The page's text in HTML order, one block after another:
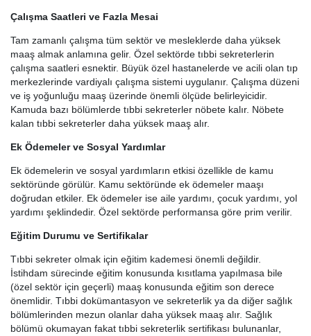
Çalışma Saatleri ve Fazla Mesai
Tam zamanlı çalışma tüm sektör ve mesleklerde daha yüksek
maaş almak anlamına gelir. Özel sektörde tıbbi sekreterlerin
çalışma saatleri esnektir. Büyük özel hastanelerde ve acili olan tıp
merkezlerinde vardiyalı çalışma sistemi uygulanır. Çalışma düzeni
ve iş yoğunluğu maaş üzerinde önemli ölçüde belirleyicidir.
Kamuda bazı bölümlerde tıbbi sekreterler nöbete kalır. Nöbete
kalan tıbbi sekreterler daha yüksek maaş alır.
Ek Ödemeler ve Sosyal Yardımlar
Ek ödemelerin ve sosyal yardımların etkisi özellikle de kamu
sektöründe görülür. Kamu sektöründe ek ödemeler maaşı
doğrudan etkiler. Ek ödemeler ise aile yardımı, çocuk yardımı, yol
yardımı şeklindedir. Özel sektörde performansa göre prim verilir.
Eğitim Durumu ve Sertifikalar
Tıbbi sekreter olmak için eğitim kademesi önemli değildir.
İstihdam sürecinde eğitim konusunda kısıtlama yapılmasa bile
(özel sektör için geçerli) maaş konusunda eğitim son derece
önemlidir. Tıbbi dokümantasyon ve sekreterlik ya da diğer sağlık
bölümlerinden mezun olanlar daha yüksek maaş alır. Sağlık
bölümü okumayan fakat tıbbi sekreterlik sertifikası bulunanlar,